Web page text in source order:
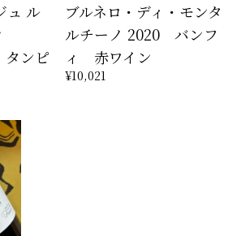
ュ ル
ンピ
ブルネロ・ディ・モンタ
ルチーノ 2020 バンフ
ィ 赤ワイン
¥10,021